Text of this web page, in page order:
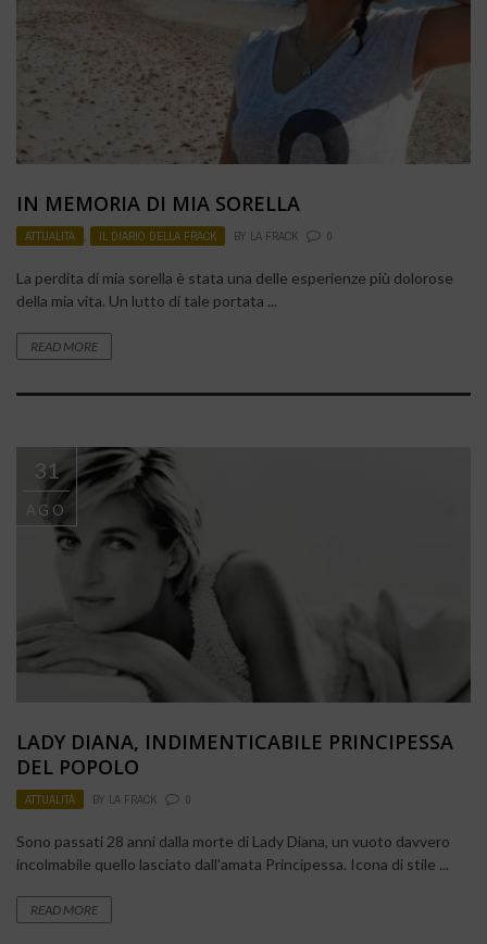
IN MEMORIA DI MIA SORELLA
ATTUALITÀ IL DIARIO DELLA FRACK BY LA FRACK 0
La perdita di mia sorella è stata una delle esperienze più dolorose
della mia vita. Un lutto di tale portata ...
READ MORE
31
AGO
LADY DIANA, INDIMENTICABILE PRINCIPESSA
DEL POPOLO
ATTUALITÀ BY LA FRACK 0
Sono passati 28 anni dalla morte di Lady Diana, un vuoto davvero
incolmabile quello lasciato dall’amata Principessa. Icona di stile ...
READ MORE